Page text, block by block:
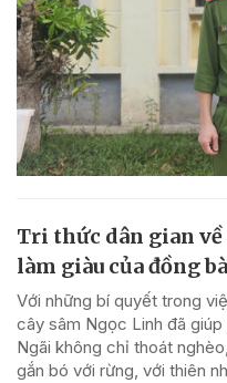
Tri thức dân gian
làm giàu của đồng
Với những bí quyết trong
cây sâm Ngọc Linh đã
Ngãi không chỉ thoát
gắn bó với rừng, với thiên